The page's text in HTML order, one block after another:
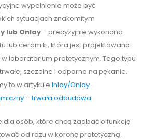
wypełnienie może być
sytuacjach znakomitym
lub Onlay – precyzyjnie wykonana
lub ceramiki, która jest projektowana
laboratorium protetycznym. Tego typu
szczelne i odporne na pękanie.
to w artykule Inlay/Onlay
– trwała odbudowa.
dla osób, które chcą zadbać o funkcję
od razu w koronę protetyczną.